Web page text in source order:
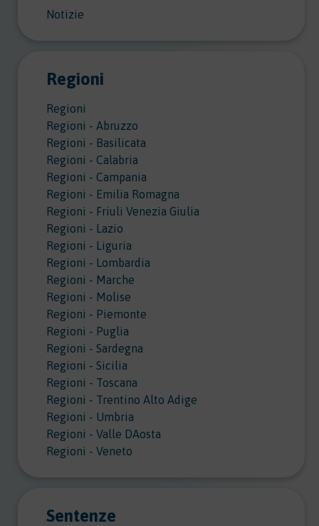
Notizie
Regioni
Regioni
Regioni - Abruzzo
Regioni - Basilicata
Regioni - Calabria
Regioni - Campania
Regioni - Emilia Romagna
Regioni - Friuli Venezia Giulia
Regioni - Lazio
Regioni - Liguria
Regioni - Lombardia
Regioni - Marche
Regioni - Molise
Regioni - Piemonte
Regioni - Puglia
Regioni - Sardegna
Regioni - Sicilia
Regioni - Toscana
Regioni - Trentino Alto Adige
Regioni - Umbria
Regioni - Valle DAosta
Regioni - Veneto
Sentenze